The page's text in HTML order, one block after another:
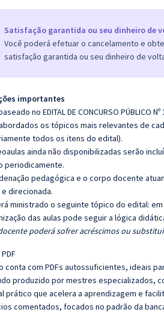
Satisfação garantida ou seu dinheiro de
Você poderá efetuar o cancelamento e
satisfação garantida ou seu dinheiro de
importantes
no EDITAL DE CONCURSO PÚBLICO
os tópicos mais relevantes de
todos os itens do edital).
ainda não disponibilizadas serão
periodicamente.
pedagógica e o corpo docente
direcionada.
ministrado o seguinte tópico do edital: em
das aulas pode seguir a lógica
poderá sofrer acréscimos ou
conta com PDFs autossuficientes, ideais
produzido por mestres especializados,
prático que acelera a aprendizagem e
comentados, focados no padrão da